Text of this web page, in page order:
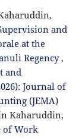
and
at the
Regency,
and
Journal of
(JEMA)
Kaharuddin,
of Work